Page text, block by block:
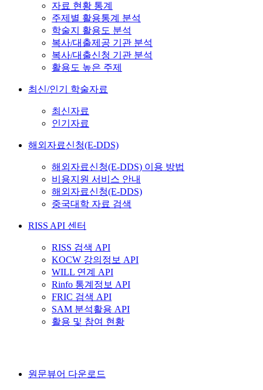
자료 현황 통계
주제별 활용통계 분석
학술지 활용도 분석
복사/대출제공 기관 분석
복사/대출신청 기관 분석
활용도 높은 주제
최신/인기 학술자료
최신자료
인기자료
해외자료신청(E-DDS)
해외자료신청(E-DDS) 이용 방법
비용지원 서비스 안내
해외자료신청(E-DDS)
중국대학 자료 검색
RISS API 센터
RISS 검색 API
KOCW 강의정보 API
WILL 연계 API
Rinfo 통계정보 API
FRIC 검색 API
SAM 분석활용 API
활용 및 참여 현황
원문뷰어 다운로드